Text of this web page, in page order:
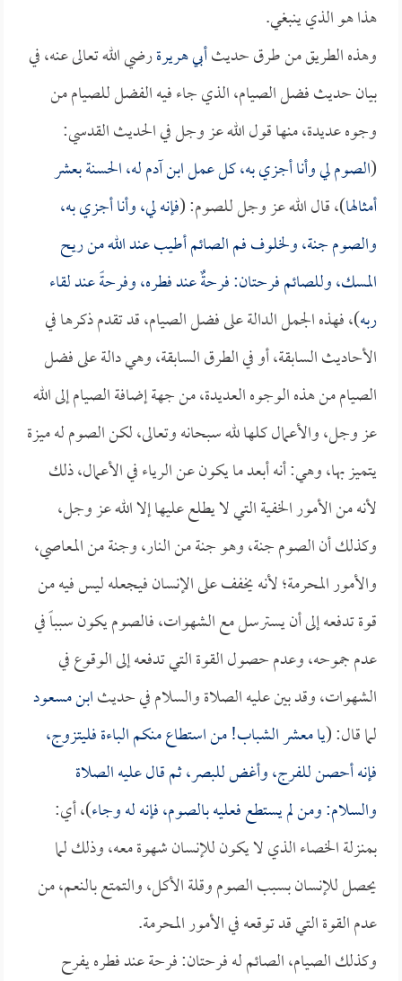
هذا هو الذي ينبغي.
وهذه الطريق من طرق حديثأبي هريرةرضي الله تعالى عنه، في
بيان حديث فضل الصيام، الذي جاء فيه الفضل للصيام من
وجوه عديدة، منها قول الله عز وجل في الحديث القدسي:
(الصوم لي وأنا أجزي به، كل عمل ابن آدم له، الحسنة بعشر
أمثالها)، قال الله عز وجل للصوم: (فإنه لي، وأنا أجزي به،
والصوم جنة، ولخلوف فم الصائم أطيب عند الله من ريح
المسك، وللصائم فرحتان: فرحةٌ عند فطره، وفرحةً عند لقاء
ربه)، فهذه الجمل الدالة على فضل الصيام، قد تقدم ذكرها في
الأحاديث السابقة، أو في الطرق السابقة، وهي دالة على فضل
الصيام من هذه الوجوه العديدة، من جهة إضافة الصيام إلى الله
عز وجل، والأعمال كلها لله سبحانه وتعالى، لكن الصوم له ميزة
يتميز بها، وهي: أنه أبعد ما يكون عن الرياء في الأعمال، ذلك
لأنه من الأمور الخفية التي لا يطلع عليها إلا الله عز وجل،
وكذلك أن الصوم جنة، وهو جنة من النار، وجنة من المعاصي،
والأمور المحرمة؛ لأنه يخفف على الإنسان فيجعله ليس فيه من
قوة تدفعه إلى أن يسترسل مع الشهوات، فالصوم يكون سبباً في
عدم جموحه، وعدم حصول القوة التي تدفعه إلى الوقوع في
الشهوات، وقد بين عليه الصلاة والسلام في حديثابن مسعود
لما قال: (يا معشر الشباب! من استطاع منكم الباءة فليتزوج،
فإنه أحصن للفرج، وأغض للبصر، ثم قال عليه الصلاة
والسلام: ومن لم يستطع فعليه بالصوم، فإنه له وجاء)، أي:
بمنزلة الخصاء الذي لا يكون للإنسان شهوة معه، وذلك لما
يحصل للإنسان بسبب الصوم وقلة الأكل، والتمتع بالنعم، من
عدم القوة التي قد توقعه في الأمور المحرمة.
وكذلك الصيام، الصائم له فرحتان: فرحة عند فطره يفرح